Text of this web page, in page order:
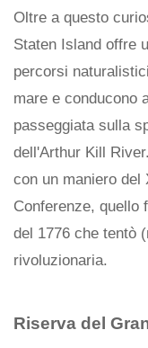
Oltre a questo
Staten Island offre
percorsi
mare e conducono
passeggiata sulla
dell'Arthur Kill
con un maniero del
Conferenze, quello
del 1776 che tentò
rivoluzionaria.
Riserva del